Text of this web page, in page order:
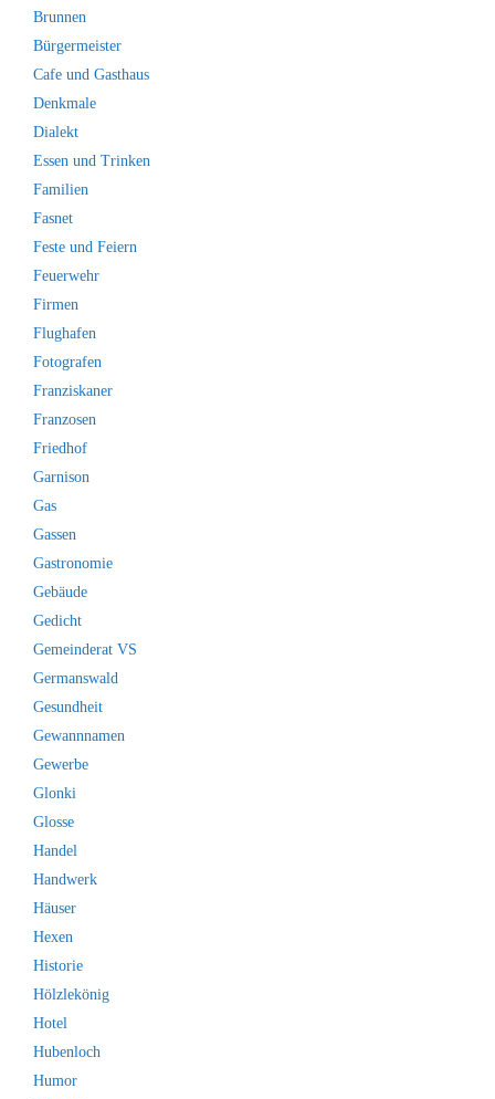
Brunnen
Bürgermeister
Cafe und Gasthaus
Denkmale
Dialekt
Essen und Trinken
Familien
Fasnet
Feste und Feiern
Feuerwehr
Firmen
Flughafen
Fotografen
Franziskaner
Franzosen
Friedhof
Garnison
Gas
Gassen
Gastronomie
Gebäude
Gedicht
Gemeinderat VS
Germanswald
Gesundheit
Gewannnamen
Gewerbe
Glonki
Glosse
Handel
Handwerk
Häuser
Hexen
Historie
Hölzlekönig
Hotel
Hubenloch
Humor